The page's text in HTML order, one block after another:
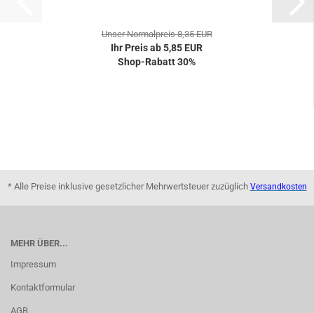
Unser Normalpreis 8,35 EUR
Ihr Preis ab 5,85 EUR
Shop-Rabatt 30%
* Alle Preise inklusive gesetzlicher Mehrwertsteuer zuzüglich Versandkosten
MEHR ÜBER...
Impressum
Kontaktformular
AGB